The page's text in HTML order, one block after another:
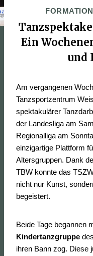
FORMATION
Ein
und
Am vergangenen
Tanzsportzentrum
spektakulärer
der Landesliga am
Regionalliga am
einzigartige Plattform
Altersgruppen. Dank
TBW konnte das
nicht nur Kunst,
begeistert.
Beide Tage begannen
Kindertanzgruppe
ihren Bann zog. Diese